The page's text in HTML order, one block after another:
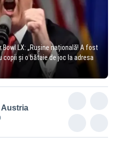
LX: „Rușine națională! A fost
și o bătaie de joc la adresa
Austria